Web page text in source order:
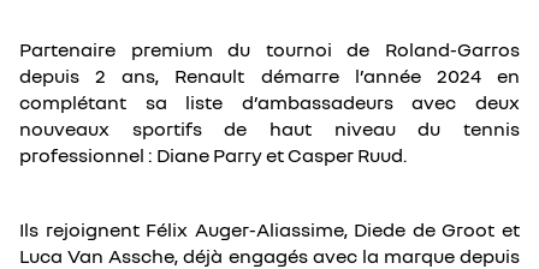
Partenaire premium du tournoi de Roland-Garros
depuis 2 ans, Renault démarre l’année 2024 en
complétant sa liste d’ambassadeurs avec deux
nouveaux sportifs de haut niveau du tennis
professionnel : Diane Parry et Casper Ruud.
Ils rejoignent Félix Auger-Aliassime, Diede de Groot et
Luca Van Assche, déjà engagés avec la marque depuis